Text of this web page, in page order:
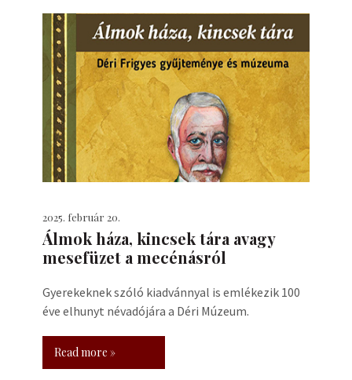
2025. február 20.
Álmok háza, kincsek tára avagy
mesefüzet a mecénásról
Gyerekeknek szóló kiadvánnyal is emlékezik 100
éve elhunyt névadójára a Déri Múzeum.
Read more »